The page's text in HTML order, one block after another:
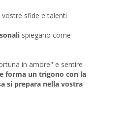
sfide e talenti
spiegano come
in amore" e sentire
forma un trigono con la
si prepara nella vostra